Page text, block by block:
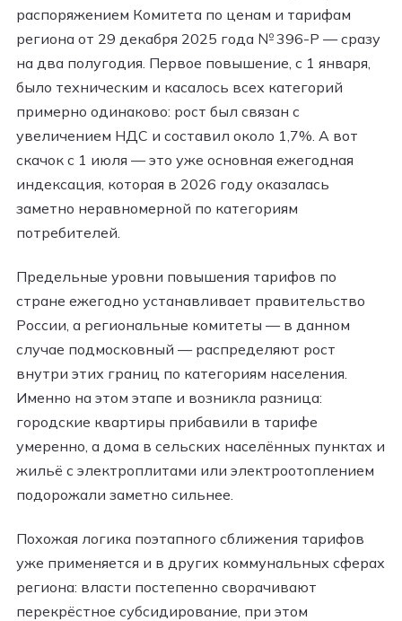
распоряжением Комитета по ценам и тарифам
региона от 29 декабря 2025 года № 396-Р — сразу
на два полугодия. Первое повышение, с 1 января,
было техническим и касалось всех категорий
примерно одинаково: рост был связан с
увеличением НДС и составил около 1,7%. А вот
скачок с 1 июля — это уже основная ежегодная
индексация, которая в 2026 году оказалась
заметно неравномерной по категориям
потребителей.
Предельные уровни повышения тарифов по
стране ежегодно устанавливает правительство
России, а региональные комитеты — в данном
случае подмосковный — распределяют рост
внутри этих границ по категориям населения.
Именно на этом этапе и возникла разница:
городские квартиры прибавили в тарифе
умеренно, а дома в сельских населённых пунктах и
жильё с электроплитами или электроотоплением
подорожали заметно сильнее.
Похожая логика поэтапного сближения тарифов
уже применяется и в других коммунальных сферах
региона: власти постепенно сворачивают
перекрёстное субсидирование, при этом